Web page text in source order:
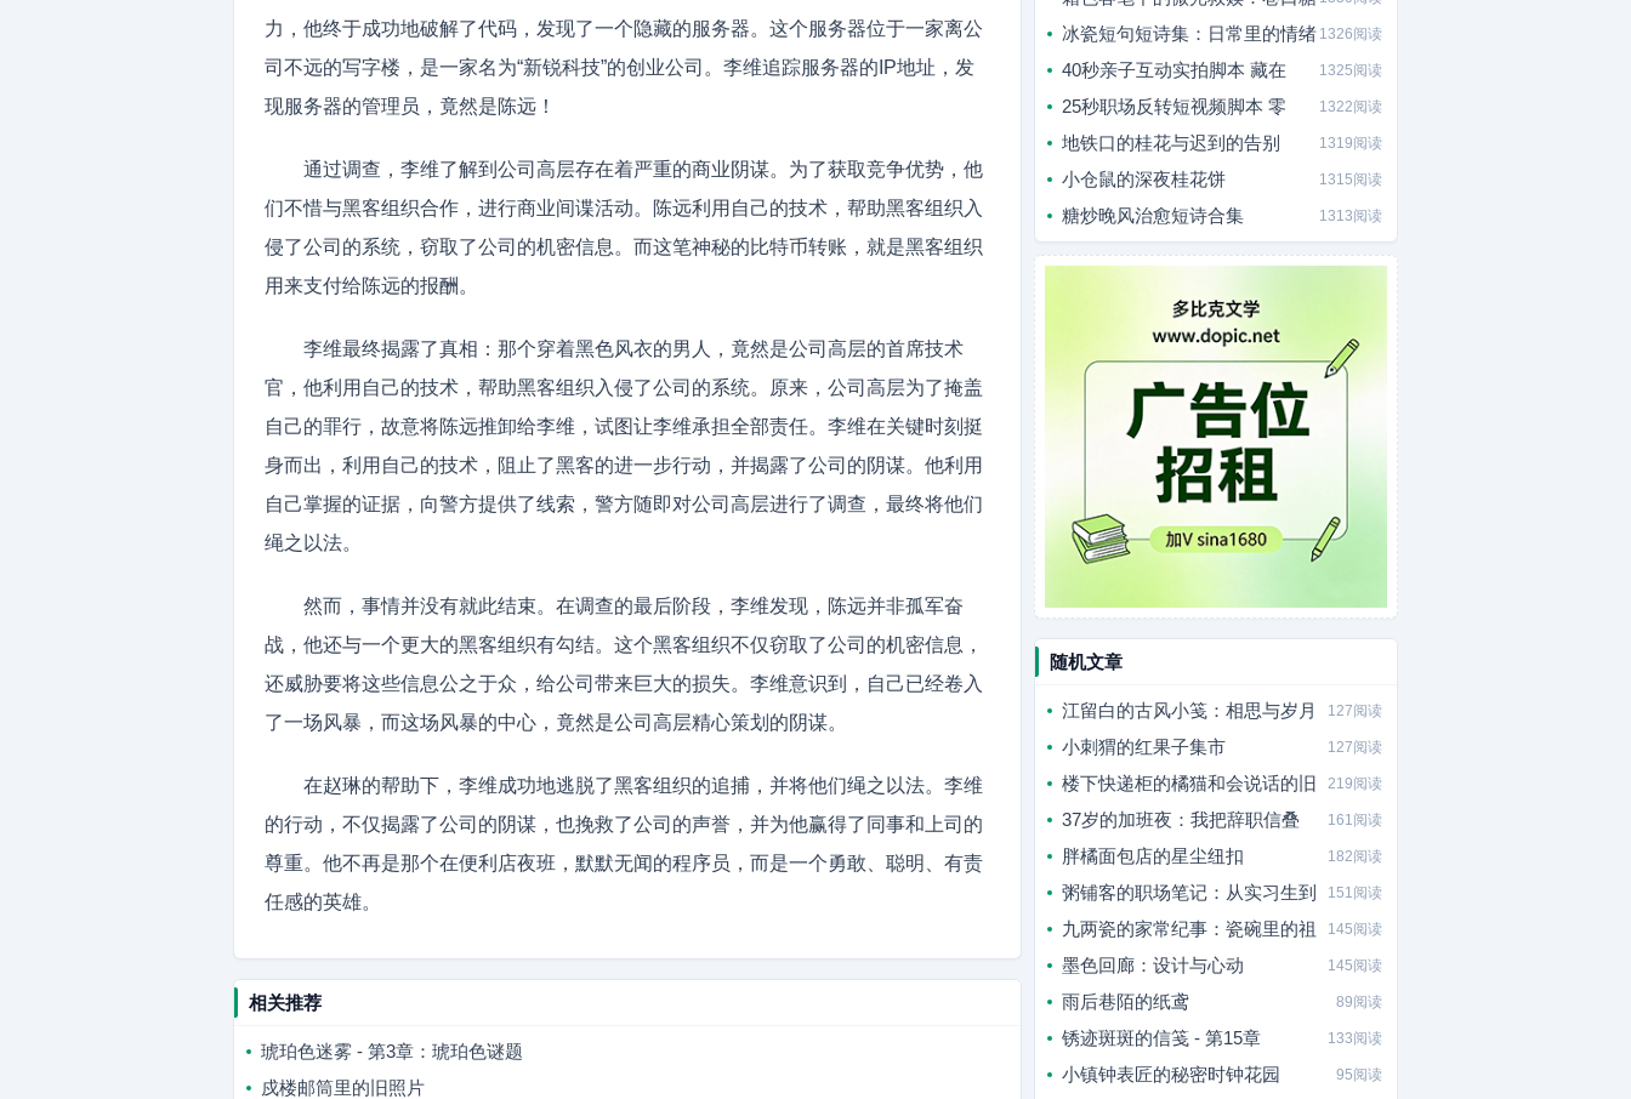
力，他终于成功地破解了代码，发现了一个隐藏的服务器。这个服务器位于一家离公
司不远的写字楼，是一家名为“新锐科技”的创业公司。李维追踪服务器的IP地址，发
现服务器的管理员，竟然是陈远！
通过调查，李维了解到公司高层存在着严重的商业阴谋。为了获取竞争优势，他
们不惜与黑客组织合作，进行商业间谍活动。陈远利用自己的技术，帮助黑客组织入
侵了公司的系统，窃取了公司的机密信息。而这笔神秘的比特币转账，就是黑客组织
用来支付给陈远的报酬。
李维最终揭露了真相：那个穿着黑色风衣的男人，竟然是公司高层的首席技术
官，他利用自己的技术，帮助黑客组织入侵了公司的系统。原来，公司高层为了掩盖
自己的罪行，故意将陈远推卸给李维，试图让李维承担全部责任。李维在关键时刻挺
身而出，利用自己的技术，阻止了黑客的进一步行动，并揭露了公司的阴谋。他利用
自己掌握的证据，向警方提供了线索，警方随即对公司高层进行了调查，最终将他们
绳之以法。
然而，事情并没有就此结束。在调查的最后阶段，李维发现，陈远并非孤军奋
战，他还与一个更大的黑客组织有勾结。这个黑客组织不仅窃取了公司的机密信息，
还威胁要将这些信息公之于众，给公司带来巨大的损失。李维意识到，自己已经卷入
了一场风暴，而这场风暴的中心，竟然是公司高层精心策划的阴谋。
在赵琳的帮助下，李维成功地逃脱了黑客组织的追捕，并将他们绳之以法。李维
的行动，不仅揭露了公司的阴谋，也挽救了公司的声誉，并为他赢得了同事和上司的
尊重。他不再是那个在便利店夜班，默默无闻的程序员，而是一个勇敢、聪明、有责
任感的英雄。
相关推荐
琥珀色迷雾 - 第3章：琥珀色谜题
戍楼邮筒里的旧照片
冰瓷短句短诗集：日常里的情绪 1326阅读
40秒亲子互动实拍脚本 藏在 1325阅读
25秒职场反转短视频脚本 零 1322阅读
地铁口的桂花与迟到的告别 1319阅读
小仓鼠的深夜桂花饼 1315阅读
糖炒晚风治愈短诗合集 1313阅读
随机文章
江留白的古风小笺：相思与岁月 127阅读
小刺猬的红果子集市 127阅读
楼下快递柜的橘猫和会说话的旧 219阅读
37岁的加班夜：我把辞职信叠 161阅读
胖橘面包店的星尘纽扣 182阅读
粥铺客的职场笔记：从实习生到 151阅读
九两瓷的家常纪事：瓷碗里的祖 145阅读
墨色回廊：设计与心动 145阅读
雨后巷陌的纸鸢 89阅读
锈迹斑斑的信笺 - 第15章 133阅读
小镇钟表匠的秘密时钟花园 95阅读